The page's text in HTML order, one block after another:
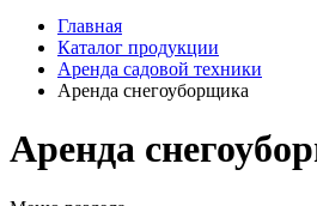
Главная
Каталог продукции
Аренда садовой техники
Аренда снегоуборщика
Аренда